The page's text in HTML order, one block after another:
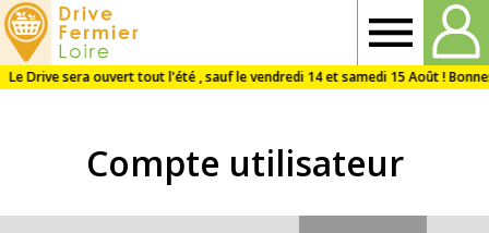
Loire
Compte utilisateur